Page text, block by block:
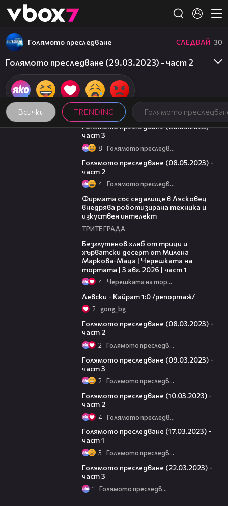
👾
Всички TRENDING Голямото
Голямото преследване СЛЕДВАЙ 30
Голямото преследване (29.03.2023) - част 2
09:13
Голямото преследване (08.05.2023) -
част 3
8 Голямото преследване
Голямото преследване (08.05.2023) -
част 2
4 Голямото преследване
Фирмата със седалище в Лясковец
внедрява роботизирана техника и
изкуствен интелект
ТРИТЕ ГРАДА
Безглутенов хляб от трици и
хърватски десерт от Милена
Маркова-Маца | Черешката на
тортата | 3 авг. 2026 | част 1
4 Черешката на тортата
Левски - Кайрат 1:0 /репортаж/
2 gong_bg
Голямото преследване (08.03.2023) -
част 2
2 Голямото преследване
Голямото преследване (09.03.2023) -
част 3
2 Голямото преследване
Голямото преследване (10.03.2023) -
част 2
4 Голямото преследване
Голямото преследване (17.03.2023) -
част 1
3 Голямото преследване
Голямото преследване (22.03.2023) -
част 3
1 Голямото преследване